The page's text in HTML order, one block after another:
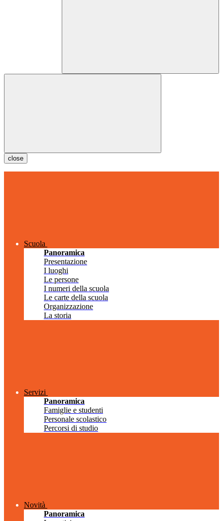
close
Scuola
Panoramica
Presentazione
I luoghi
Le persone
I numeri della scuola
Le carte della scuola
Organizzazione
La storia
Servizi
Panoramica
Famiglie e studenti
Personale scolastico
Percorsi di studio
Novità
Panoramica